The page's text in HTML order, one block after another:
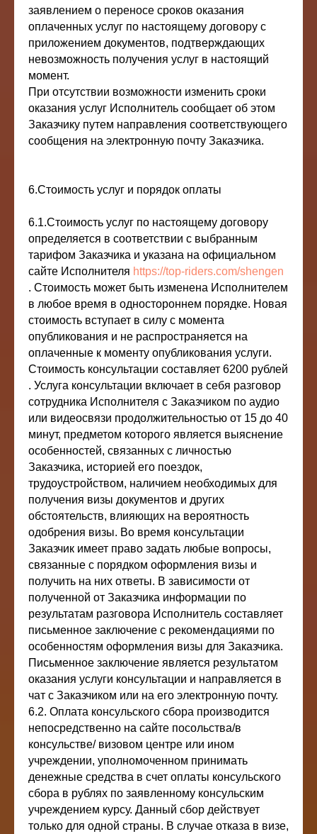
заявлением о переносе сроков оказания
оплаченных услуг по настоящему договору с
приложением документов, подтверждающих
невозможность получения услуг в настоящий
момент.
При отсутствии возможности изменить сроки
оказания услуг Исполнитель сообщает об этом
Заказчику путем направления соответствующего
сообщения на электронную почту Заказчика.
6.Стоимость услуг и порядок оплаты
6.1.Стоимость услуг по настоящему договору
определяется в соответствии с выбранным
тарифом Заказчика и указана на официальном
сайте Исполнителя https://top-riders.com/shengen
. Стоимость может быть изменена Исполнителем
в любое время в одностороннем порядке. Новая
стоимость вступает в силу с момента
опубликования и не распространяется на
оплаченные к моменту опубликования услуги.
Стоимость консультации составляет 6200 рублей
. Услуга консультации включает в себя разговор
сотрудника Исполнителя с Заказчиком по аудио
или видеосвязи продолжительностью от 15 до 40
минут, предметом которого является выяснение
особенностей, связанных с личностью
Заказчика, историей его поездок,
трудоустройством, наличием необходимых для
получения визы документов и других
обстоятельств, влияющих на вероятность
одобрения визы. Во время консультации
Заказчик имеет право задать любые вопросы,
связанные с порядком оформления визы и
получить на них ответы. В зависимости от
полученной от Заказчика информации по
результатам разговора Исполнитель составляет
письменное заключение с рекомендациями по
особенностям оформления визы для Заказчика.
Письменное заключение является результатом
оказания услуги консультации и направляется в
чат с Заказчиком или на его электронную почту.
6.2. Оплата консульского сбора производится
непосредственно на сайте посольства/в
консульстве/ визовом центре или ином
учреждении, уполномоченном принимать
денежные средства в счет оплаты консульского
сбора в рублях по заявленному консульским
учреждением курсу. Данный сбор действует
только для одной страны. В случае отказа в визе,